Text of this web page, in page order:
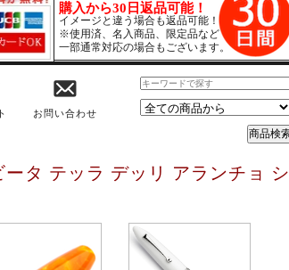
購入から30日返品可能！
イメージと違う場合も返品可能！
※使用済、名入商品、限定品など
一部通常対応の場合もございます。
お問い合わせ
タ テッラ デッリ アランチョ シ